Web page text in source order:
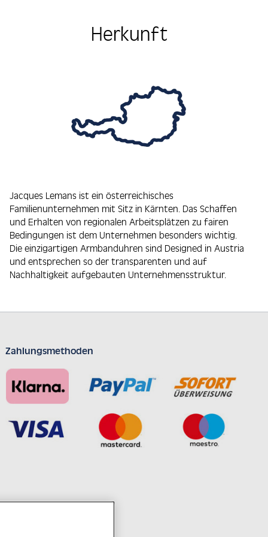
Herkunft
Jacques Lemans ist ein österreichisches
Familienunternehmen mit Sitz in Kärnten. Das Schaffen
und Erhalten von regionalen Arbeitsplätzen zu fairen
Bedingungen ist dem Unternehmen besonders wichtig.
Die einzigartigen Armbanduhren sind Designed in Austria
und entsprechen so der transparenten und auf
Nachhaltigkeit aufgebauten Unternehmensstruktur.
Zahlungsmethoden